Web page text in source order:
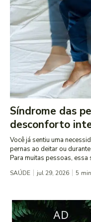
Síndrome das
desconforto
Você já sentiu uma
pernas ao deitar ou
Para muitas pessoas, essa
SAÚDE jul 29, 2026 5